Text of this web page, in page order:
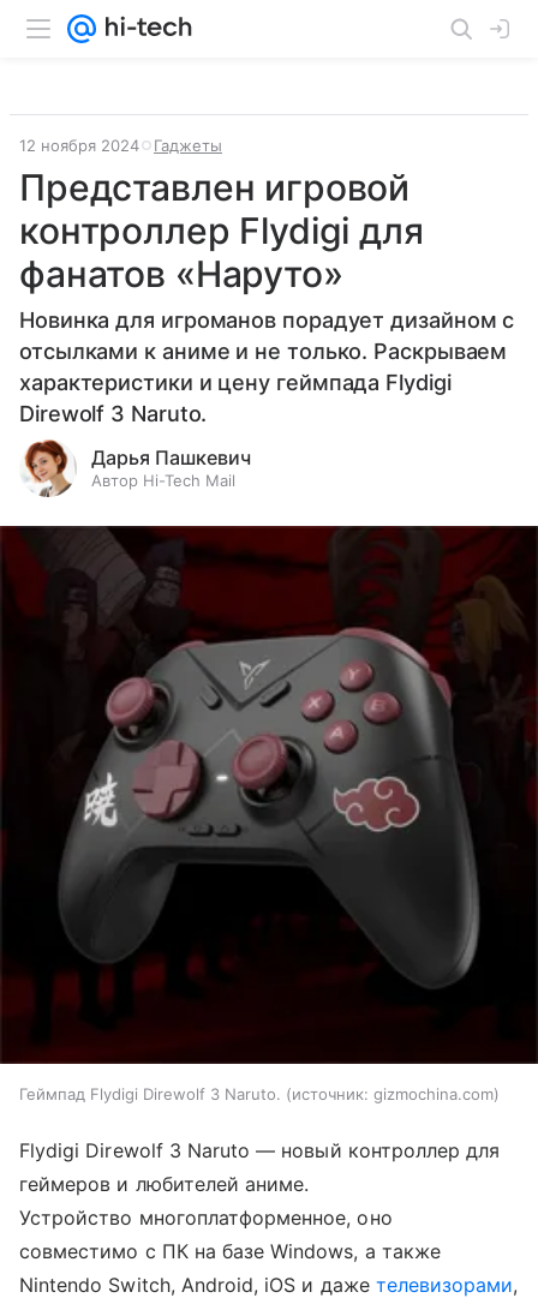
12 ноября 2024 Гаджеты
Представлен игровой
контроллер Flydigi для
фанатов «Наруто»
Новинка для игроманов порадует дизайном с
отсылками к аниме и не только. Раскрываем
характеристики и цену геймпада Flydigi
Direwolf 3 Naruto.
Дарья Пашкевич
Автор Hi-Tech Mail
Геймпад Flydigi Direwolf 3 Naruto. источник: gizmochina.com
Flydigi Direwolf 3 Naruto — новый контроллер для
геймеров и любителей аниме.
Устройство многоплатформенное, оно
совместимо с ПК на базе Windows, а также
Nintendo Switch, Android, iOS и даже телевизорами,